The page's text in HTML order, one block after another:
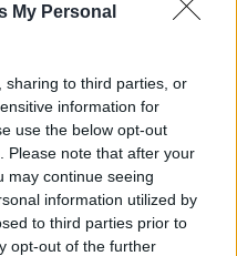
My Personal
sharing to third parties, or
information for
use the below opt-out
Please note that after your
may continue seeing
information utilized by
to third parties prior to
opt-out of the further